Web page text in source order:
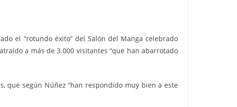
el “rotundo éxito” del Salón del Manga celebrado
a más de 3.000 visitantes “que han abarrotado
que según Núñez “han respondido muy bien a este